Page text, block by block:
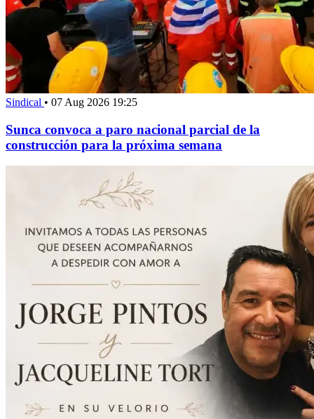
Sindical • 07 Aug 2026 19:25
Sunca convoca a paro nacional parcial de la
construcción para la próxima semana